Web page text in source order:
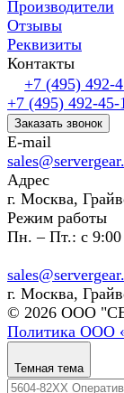
Производители
Отзывы
Реквизиты
Контакты
+7 (495) 492-
+7 (495) 492-45-
Заказать звонок
E-mail
Адрес
г. Москва,
Режим работы
Пн. – Пт.: с 9:00
г. Москва,
© 2026 ООО
Политика
Темная тема